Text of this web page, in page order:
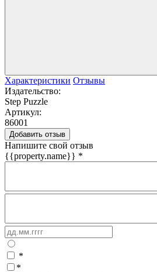
Характеристики Отзывы
Издательство:
Step Puzzle
Артикул:
86001
Добавить отзыв
Напишите свой отзыв
{{property.name}} *
*
*